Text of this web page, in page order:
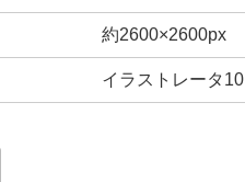
約2600×2600px
イラストレータ10